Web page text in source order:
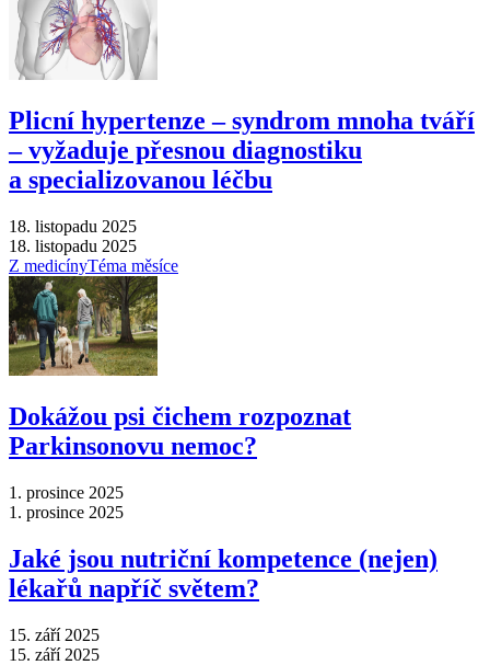
Plicní hypertenze –⁠ syndrom mnoha tváří
–⁠ vyžaduje přesnou diagnostiku
a specializovanou léčbu
18. listopadu 2025
18. listopadu 2025
Z medicínyTéma měsíce
Dokážou psi čichem rozpoznat
Parkinsonovu nemoc?
1. prosince 2025
1. prosince 2025
Jaké jsou nutriční kompetence (nejen)
lékařů napříč světem?
15. září 2025
15. září 2025